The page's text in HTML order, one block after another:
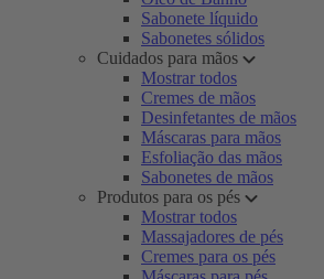
Sabonete líquido
Sabonetes sólidos
Cuidados para mãos
Mostrar todos
Cremes de mãos
Desinfetantes de mãos
Máscaras para mãos
Esfoliação das mãos
Sabonetes de mãos
Produtos para os pés
Mostrar todos
Massajadores de pés
Cremes para os pés